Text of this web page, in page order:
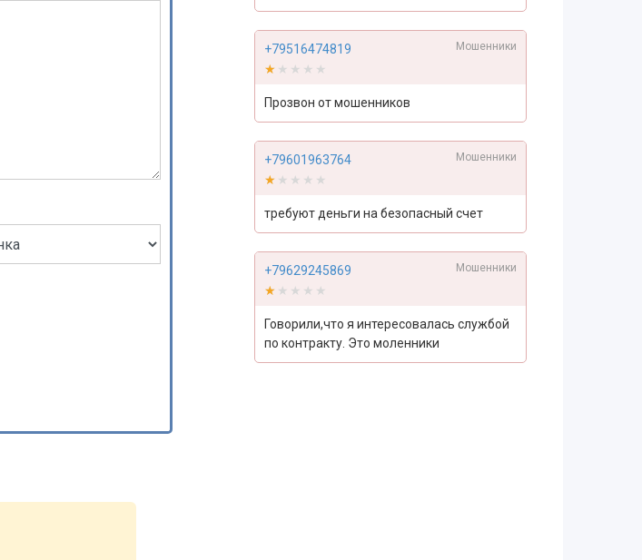
+79516474819 Мошенники
★★★★★
★★★★★
Прозвон от мошенников
+79601963764 Мошенники
★★★★★
★★★★★
требуют деньги на безопасный счет
+79629245869 Мошенники
★★★★★
★★★★★
Говорили,что я интересовалась службой
по контракту. Это моленники